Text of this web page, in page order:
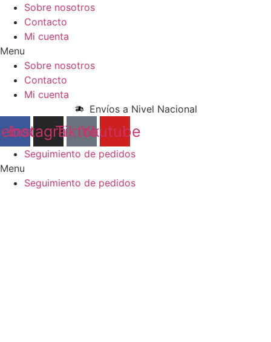
contenido
Sobre nosotros
Contacto
Mi cuenta
Menu
Sobre nosotros
Contacto
Mi cuenta
Envíos a Nivel Nacional
Instagram
TiktokYoutube
Seguimiento de pedidos
Menu
Seguimiento de pedidos